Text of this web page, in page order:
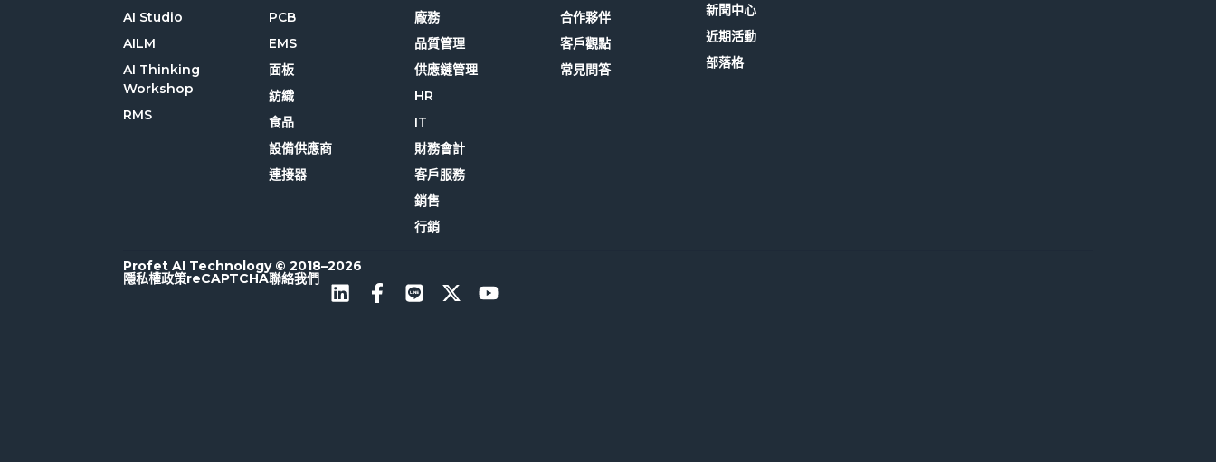
AI Studio
AILM
AI Thinking
Workshop
RMS
PCB
EMS
面板
紡織
食品
設備供應商
連接器
廠務
品質管理
供應鏈管理
HR
IT
財務會計
客戶服務
銷售
行銷
合作夥伴
客戶觀點
常見問答
新聞中心
近期活動
部落格
Profet AI Technology © 2018–2026
隱私權政策reCAPTCHA聯絡我們
L
F
L
X
Y